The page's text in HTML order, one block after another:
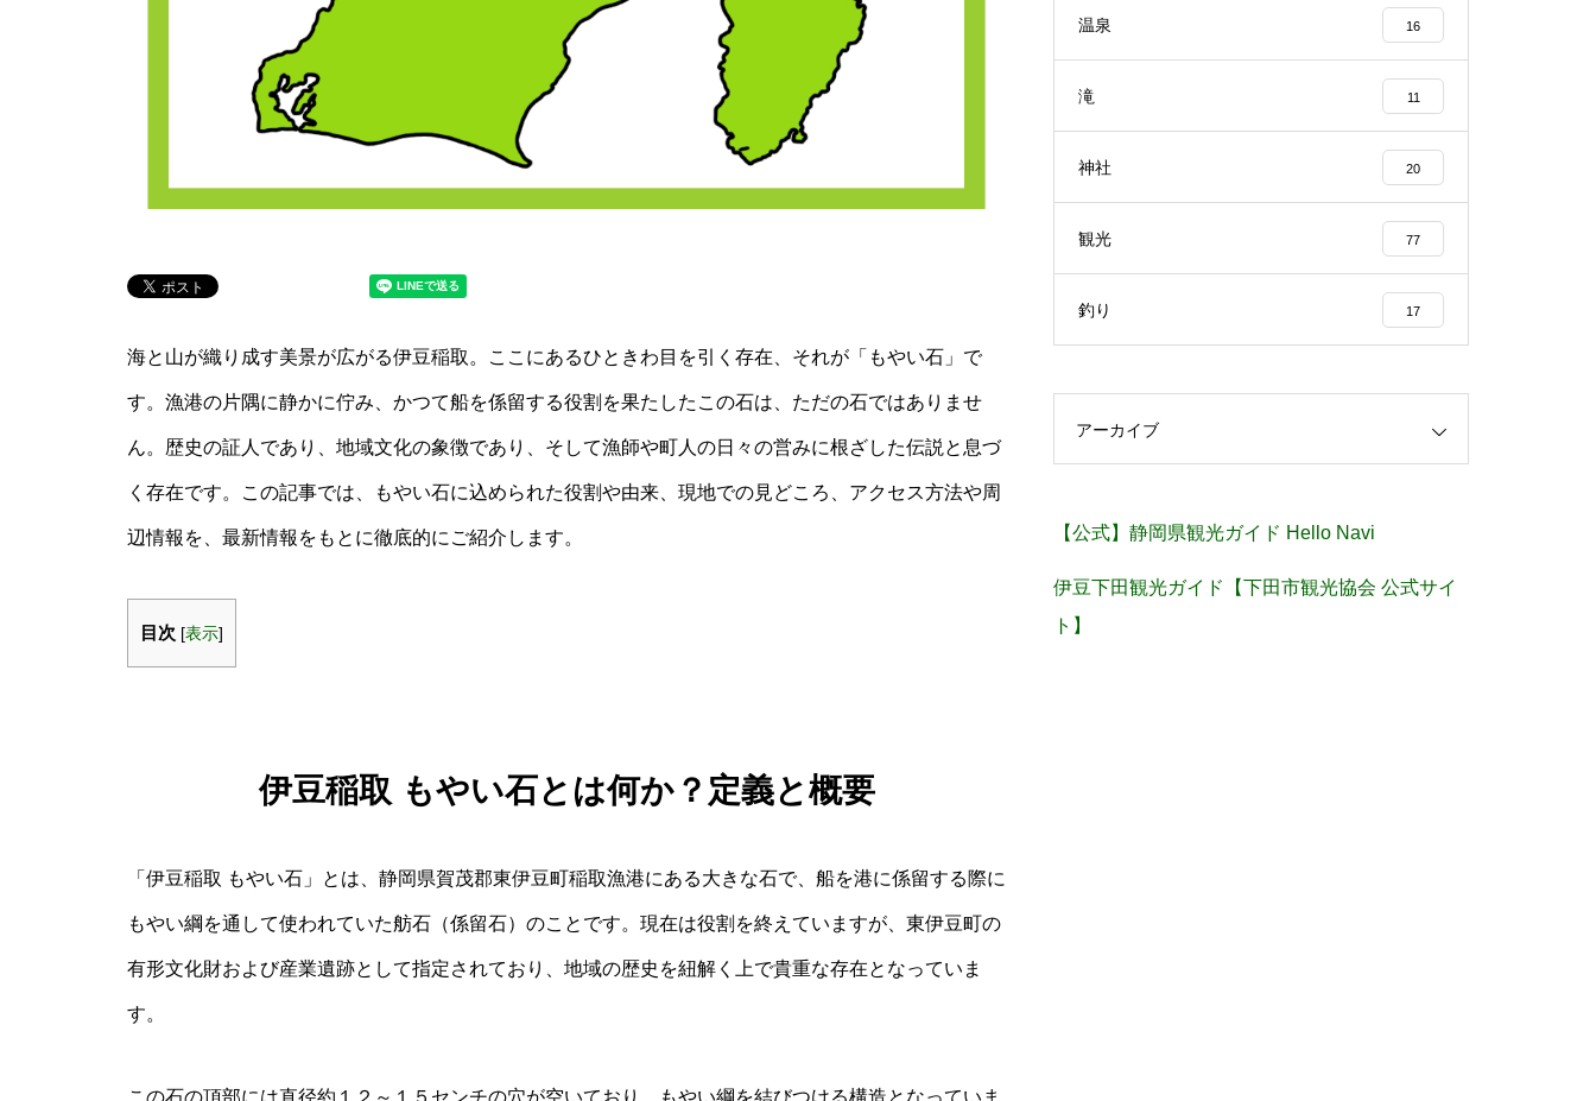
海と山が織り成す美景が広がる伊豆稲取。ここにあるひときわ目を引く存在、それが「もやい石」で
す。漁港の片隅に静かに佇み、かつて船を係留する役割を果たしたこの石は、ただの石ではありませ
ん。歴史の証人であり、地域文化の象徴であり、そして漁師や町人の日々の営みに根ざした伝説と息づ
く存在です。この記事では、もやい石に込められた役割や由来、現地での見どころ、アクセス方法や周
辺情報を、最新情報をもとに徹底的にご紹介します。
目次 [表示]
伊豆稲取 もやい石とは何か？定義と概要
「伊豆稲取 もやい石」とは、静岡県賀茂郡東伊豆町稲取漁港にある大きな石で、船を港に係留する際に
もやい綱を通して使われていた舫石（係留石）のことです。現在は役割を終えていますが、東伊豆町の
有形文化財および産業遺跡として指定されており、地域の歴史を紐解く上で貴重な存在となっていま
す。
温泉 16
滝 11
神社 20
観光 77
釣り 17
アーカイブ
【公式】静岡県観光ガイド Hello Navi
伊豆下田観光ガイド【下田市観光協会 公式サイ
ト】